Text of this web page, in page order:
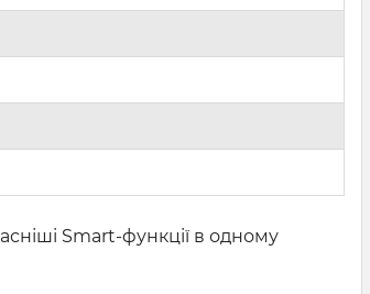
Smart-функції в одному